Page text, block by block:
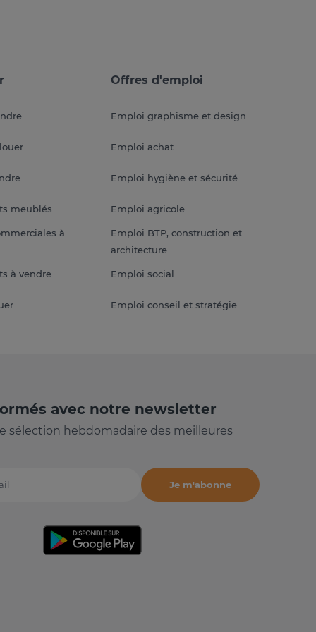
meublés
à
à vendre
Offres d'emploi
Emploi graphisme et design
Emploi achat
Emploi hygiène et sécurité
Emploi agricole
Emploi BTP, construction et
architecture
Emploi social
Emploi conseil et stratégie
avec notre newsletter
sélection hebdomadaire des meilleures
Je m'abonne